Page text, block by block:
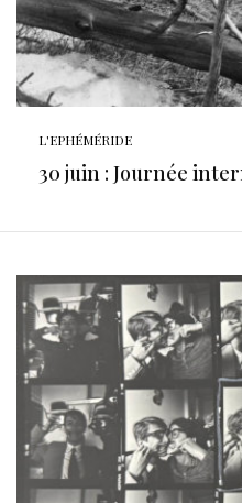
L'EPHÉMÉRIDE
30 juin : Journée